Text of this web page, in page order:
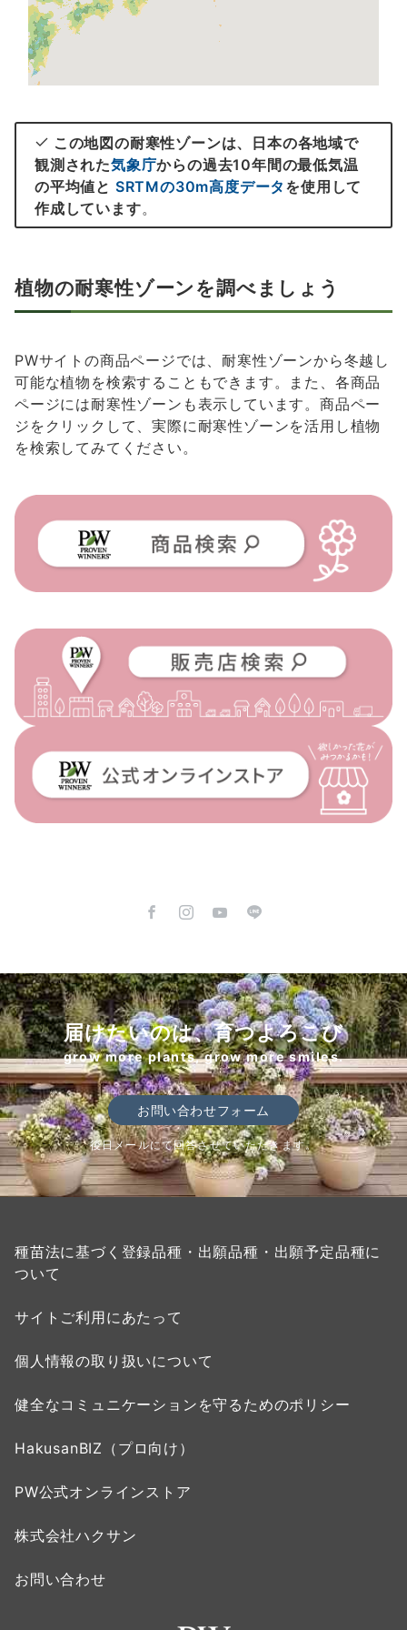
この地図の耐寒性ゾーンは、日本の各地域で
観測された気象庁からの過去10年間の最低気温
の平均値と SRTMの30m高度データ を使用して
作成しています。
植物の耐寒性ゾーンを調べましょう
PWサイトの商品ページでは、耐寒性ゾーンから冬越し
可能な植物を検索することもできます。また、各商品
ページには耐寒性ゾーンも表示しています。商品ペー
ジをクリックして、実際に耐寒性ゾーンを活用し植物
を検索してみてください。
届けたいのは、育つよろこび
grow more plants, grow more smiles.
お問い合わせフォーム
後日メールにて回答させていただきます。
種苗法に基づく登録品種・出願品種・出願予定品種に
ついて
サイトご利用にあたって
個人情報の取り扱いについて
健全なコミュニケーションを守るためのポリシー
HakusanBIZ（プロ向け）
PW公式オンラインストア
株式会社ハクサン
お問い合わせ